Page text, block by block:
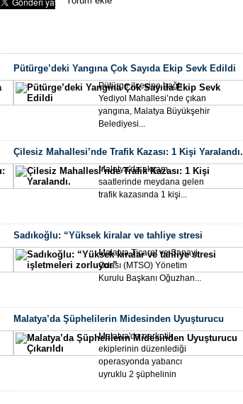
Pütürge’deki Yangına Çok Sayıda Ekip Sevk Edildi
Pütürge ilçesine bağlı
Yediyol Mahallesi’nde çıkan
yangına, Malatya Büyükşehir
Belediyesi...
Çilesiz Mahallesi’nde Trafik Kazası: 1 Kişi Yaralandı.
Malatya'da akşam
saatlerinde meydana gelen
trafik kazasında 1 kişi...
Sadıkoğlu: “Yüksek kiralar ve tahliye stresi
işletmeleri zorluyor”Malatya Ticaret ve Sanayi
Odası (MTSO) Yönetim
Kurulu Başkanı Oğuzhan...
Malatya’da Şüphelilerin Midesinden Uyuşturucu
Çıkarıldı
Malatya'da narkotik
ekiplerinin düzenlediği
operasyonda yabancı
uyruklu 2 şüphelinin